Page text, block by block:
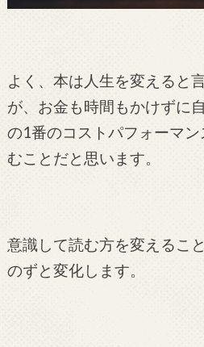
よく、本は人生を変えると
が、お金も時間もかけずに
の1番のコストパフォーマ
むことだと思います。
意識して読む方を変えるこ
のずと変化します。